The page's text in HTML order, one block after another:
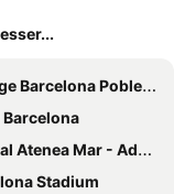
Barcelona Poblenou
Barcelona
Mar - Adults Only
Stadium